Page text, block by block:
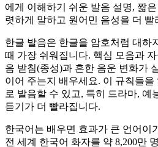
에게 이해하기 쉬운 발음 설명, 짧
렷하게 말하고 원어민 음성을 더
한글 발음은 한글을 암호처럼 대하
때 가장 쉬워집니다. 핵심 모음과
음 받침(종성)과 흔한 음운 변화가
이어 주는지 배우세요. 이 규칙들을
로 발음할 수 있고, 특히 드라마, 예
듣기가 더 빨라집니다.
한국어는 배우면 효과가 큰 언어이
전 세계 한국어 화자를 약 8,200만